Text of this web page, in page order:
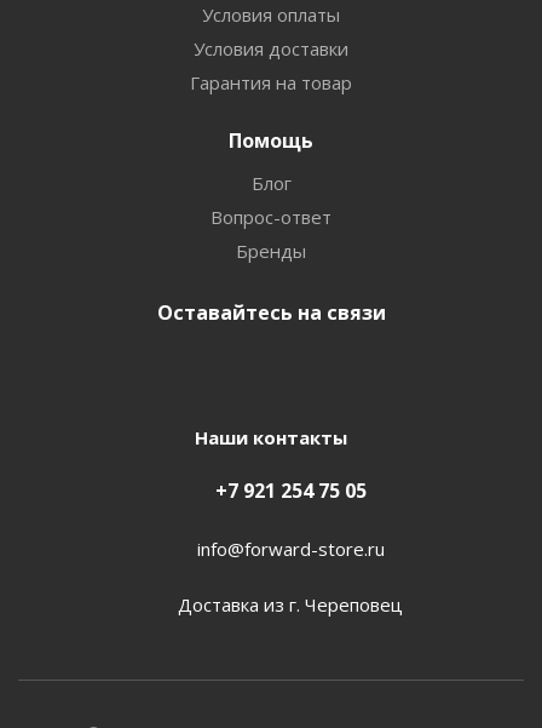
Условия оплаты
Условия доставки
Гарантия на товар
Помощь
Блог
Вопрос-ответ
Бренды
Оставайтесь на связи
Наши контакты
+7 921 254 75 05
info@forward-store.ru
Доставка из г. Череповец